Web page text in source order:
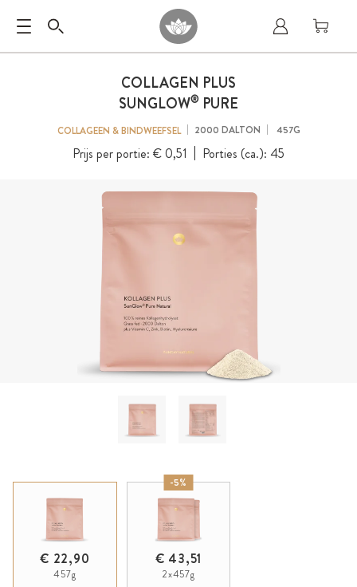
COLLAGEN PLUS
SUNGLOW® PURE
COLLAGEEN & BINDWEEFSEL 2000 DALTON 457G
Prijs per portie: € 0,51 Porties (ca.): 45
€ 22,90
457g
-5%
€ 43,51
2x457g